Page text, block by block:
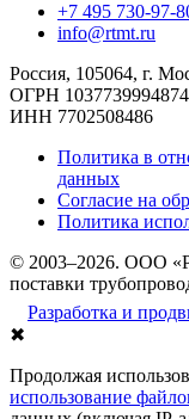
+7 495 730-97-
info@rtmt.ru
Россия, 105064, г.
ОГРН 1037739994874
ИНН 7702508486
Политика в
данных
Согласие на
Политика
© 2003–2026. ООО
поставки
Разработка и
✖
Продолжая
использование